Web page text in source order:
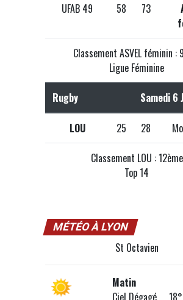
UFAB 49 58 73
Classement ASVEL féminin :
Ligue Féminine
Rugby Samedi 6
LOU 25 28
Classement LOU : 12ème
Top 14
MÉTÉO À LYON
St Octavien
Matin
Ciel Dégagé